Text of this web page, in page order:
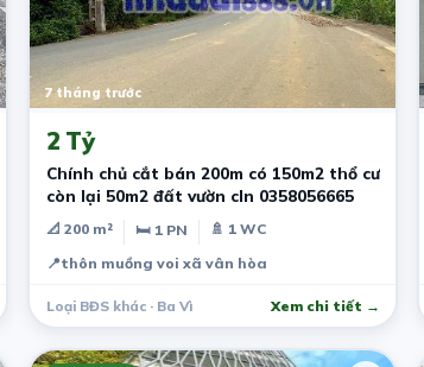
7 tháng trước
2 Tỷ
Chính chủ cắt bán 200m có 150m2 thổ cư
còn lại 50m2 đất vườn cln 0358056665
📐 200 m² 🛏 1 PN
🚿 1 WC
📍thôn muồng voi xã vân hòa
Loại BĐS khác · Ba Vì Xem chi tiết →